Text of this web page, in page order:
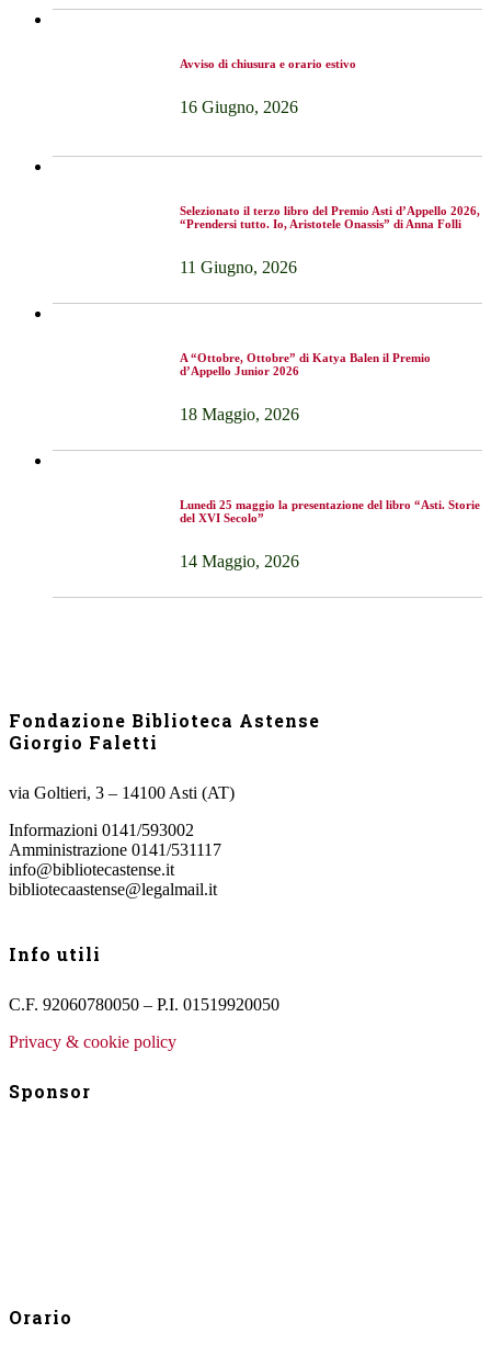
Avviso di chiusura e orario estivo
16 Giugno, 2026
Selezionato il terzo libro del Premio Asti d’Appello 2026,
“Prendersi tutto. Io, Aristotele Onassis” di Anna Folli
11 Giugno, 2026
A “Ottobre, Ottobre” di Katya Balen il Premio
d’Appello Junior 2026
18 Maggio, 2026
Lunedì 25 maggio la presentazione del libro “Asti. Storie
del XVI Secolo”
14 Maggio, 2026
Fondazione Biblioteca Astense
Giorgio Faletti
via Goltieri, 3 – 14100 Asti (AT)
Informazioni 0141/593002
Amministrazione 0141/531117
info@bibliotecastense.it
bibliotecaastense@legalmail.it
Info utili
C.F. 92060780050 – P.I. 01519920050
Privacy & cookie policy
Sponsor
Orario